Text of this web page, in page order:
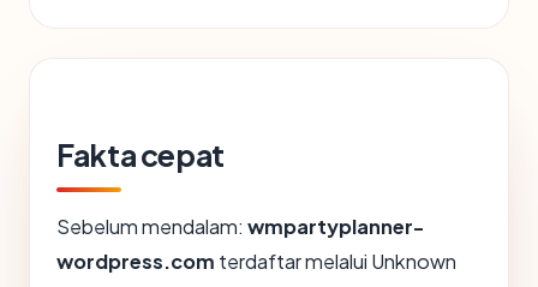
Fakta cepat
Sebelum mendalam: wmpartyplanner-
wordpress.com terdaftar melalui Unknown